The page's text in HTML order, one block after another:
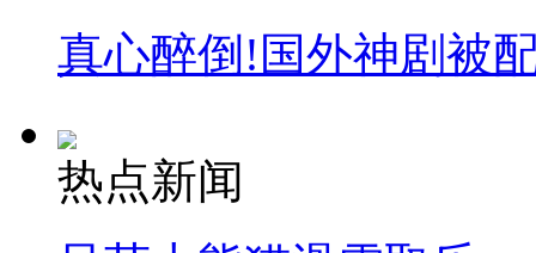
纽约上演“枕头大战”
真心醉倒!国外神剧被
热点新闻